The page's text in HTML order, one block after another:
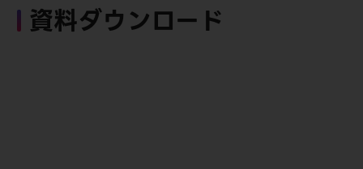
資料ダウンロード